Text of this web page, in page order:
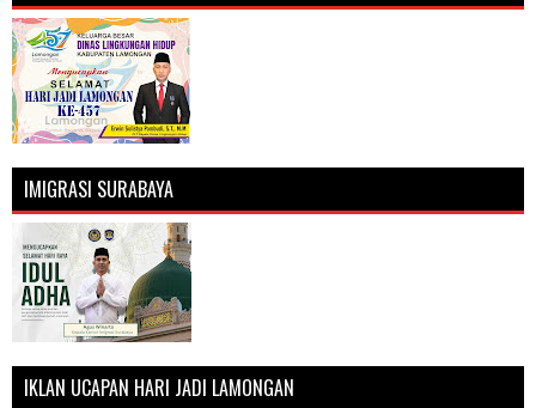
IMIGRASI SURABAYA
IKLAN UCAPAN HARI JADI LAMONGAN